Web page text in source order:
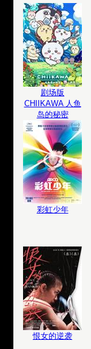
剧场版
CHIIKAWA 人鱼
岛的秘密
彩虹少年
恨女的逆袭